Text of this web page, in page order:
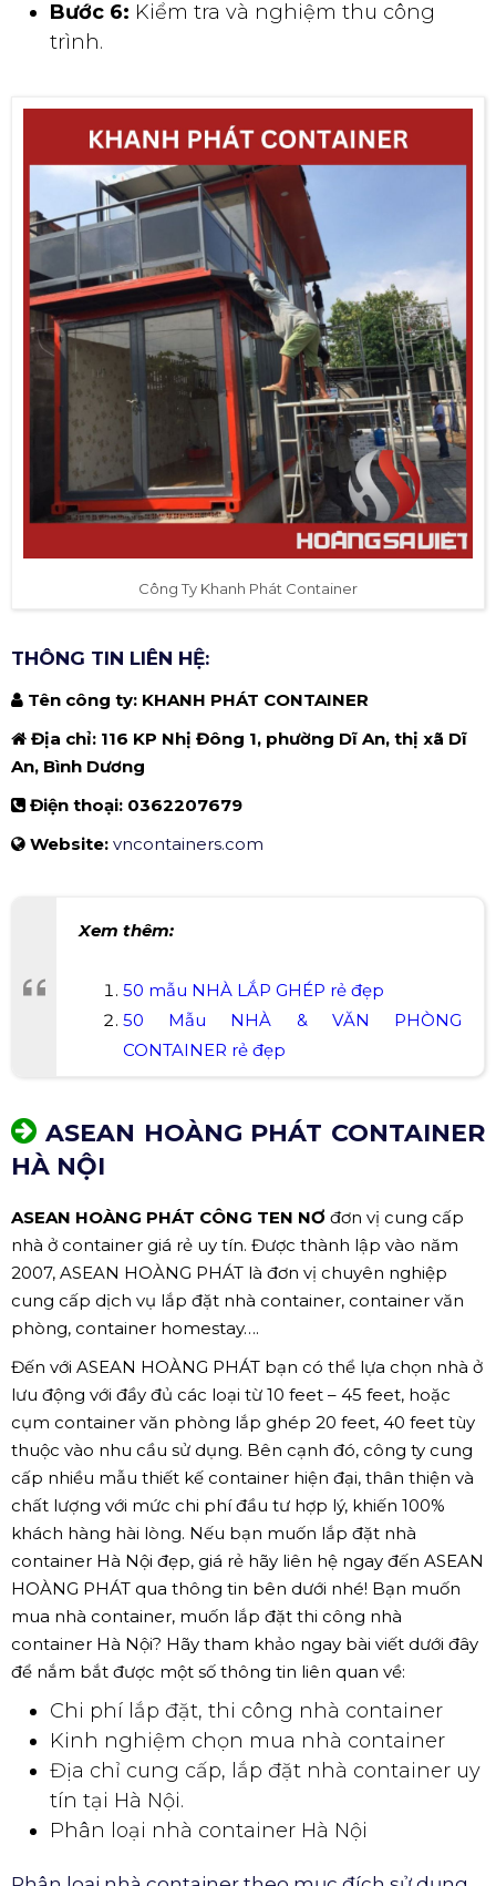
Bước 6: Kiểm tra và nghiệm thu công
trình.
Công Ty Khanh Phát Container
THÔNG TIN LIÊN HỆ:
Tên công ty: KHANH PHÁT CONTAINER
Địa chỉ: 116 KP Nhị Đông 1, phường Dĩ An, thị xã Dĩ
An, Bình Dương
Điện thoại: 0362207679
Website: vncontainers.com
Xem thêm:
50 mẫu NHÀ LẮP GHÉP rẻ đẹp
50 Mẫu NHÀ & VĂN PHÒNG
CONTAINER rẻ đẹp
ASEAN HOÀNG PHÁT CONTAINER
HÀ NỘI
ASEAN HOÀNG PHÁT CÔNG TEN NƠ đơn vị cung cấp
nhà ở container giá rẻ uy tín. Được thành lập vào năm
2007, ASEAN HOÀNG PHÁT là đơn vị chuyên nghiệp
cung cấp dịch vụ lắp đặt nhà container, container văn
phòng, container homestay….
Đến với ASEAN HOÀNG PHÁT bạn có thể lựa chọn nhà ở
lưu động với đầy đủ các loại từ 10 feet – 45 feet, hoặc
cụm container văn phòng lắp ghép 20 feet, 40 feet tùy
thuộc vào nhu cầu sử dụng. Bên cạnh đó, công ty cung
cấp nhiều mẫu thiết kế container hiện đại, thân thiện và
chất lượng với mức chi phí đầu tư hợp lý, khiến 100%
khách hàng hài lòng. Nếu bạn muốn lắp đặt nhà
container Hà Nội đẹp, giá rẻ hãy liên hệ ngay đến ASEAN
HOÀNG PHÁT qua thông tin bên dưới nhé! Bạn muốn
mua nhà container, muốn lắp đặt thi công nhà
container Hà Nội? Hãy tham khảo ngay bài viết dưới đây
để nắm bắt được một số thông tin liên quan về:
Chi phí lắp đặt, thi công nhà container
Kinh nghiệm chọn mua nhà container
Địa chỉ cung cấp, lắp đặt nhà container uy
tín tại Hà Nội.
Phân loại nhà container Hà Nội